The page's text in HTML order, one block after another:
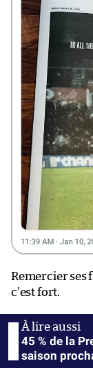
Remercier ses
c’est fort.
45 % de la
saison